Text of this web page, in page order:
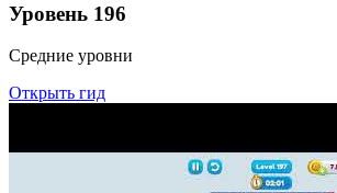
Уровень 196
Средние уровни
Открыть гид